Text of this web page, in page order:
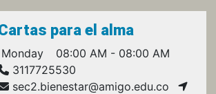
para el alma
Monday
08:00 AM - 08:00 AM
3117725530
sec2.bienestar@amigo.edu.co